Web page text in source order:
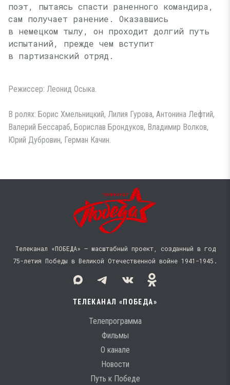
поэт, пытаясь спасти раненного командира,
сам получает ранение. Оказавшись
в немецком тылу, он проходит долгий путь
испытаний, прежде чем вступит
в партизанский отряд.
Режиссер: Леонид Осыка.
В ролях: Борис Хмельницкий, Лилия Гурова, Антонина Лефтий,
Валерий Бессараб, Борислав Брондуков, Владимир Волков,
Юрий Дубровин, Герман Качин.
Телеканал «ПОБЕДА» — масштабный проект, созданный в год
75-летия Победы в Великой Отечественной войне 1941−1945.
ТЕЛЕКАНАЛ «ПОБЕДА»
Телепрограмма
Фильмы
О канале
Новости
Путь к Победе